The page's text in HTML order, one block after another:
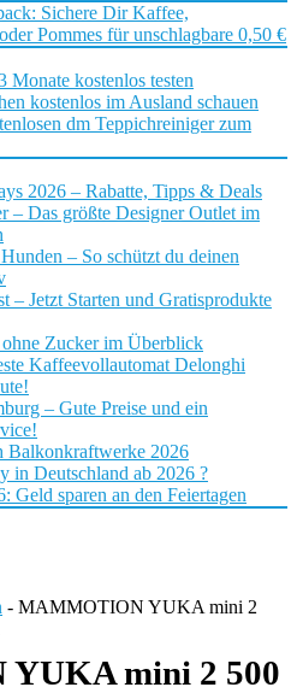
Sichere Dir Kaffee,
Pommes für unschlagbare 0,50 €
Monate kostenlos testen
kostenlos im Ausland schauen
dm Teppichreiniger zum
2026 – Rabatte, Tipps & Deals
– Das größte Designer Outlet im
– So schützt du deinen
– Jetzt Starten und Gratisprodukte
ohne Zucker im Überblick
Kaffeevollautomat Delonghi
– Gute Preise und ein
Balkonkraftwerke 2026
in Deutschland ab 2026 ?
Geld sparen an den Feiertagen
- MAMMOTION YUKA mini 2
mini 2 500